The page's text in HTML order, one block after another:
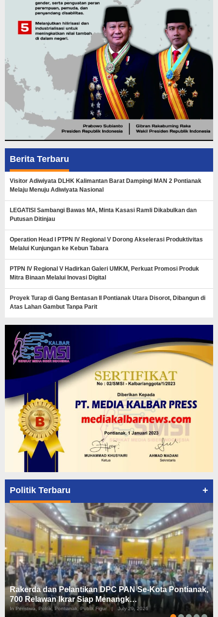
Berita Terbaru
Visitor Adiwiyata DLHK Kalimantan Barat Dampingi MAN 2 Pontianak
Melaju Menuju Adiwiyata Nasional
LEGATISI Sambangi Bawas MA, Minta Kasasi Ramli Dikabulkan dan
Putusan Ditinjau
Operation Head I PTPN IV Regional V Dorong Akselerasi Produktivitas
Melalui Kunjungan ke Kebun Tabara
PTPN IV Regional V Hadirkan Galeri UMKM, Perkuat Promosi Produk
Mitra Binaan Melalui Inovasi Digital
Proyek Turap di Gang Bentasan II Pontianak Utara Disorot, Dibangun di
Atas Lahan Gambut Tanpa Parit
Politik Terbaru +
Rakerda dan Pelantikan DPC PAN Se-Kota Pontianak,
700 Relawan Ikrar Siap Menangk…
In Peristiwa, Politik, Pontianak, Publik Figur | July 29, 2026